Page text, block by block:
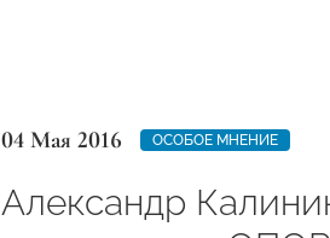
04 Мая 2016 ОСОБОЕ МНЕНИЕ
Александр